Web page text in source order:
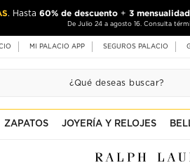
. Hasta 60% de descuento + 3
De Julio 24 a agosto 16. Consulta
MI PALACIO APP SEGUROS PALACIO
ZAPATOS JOYERÍA Y RELOJES